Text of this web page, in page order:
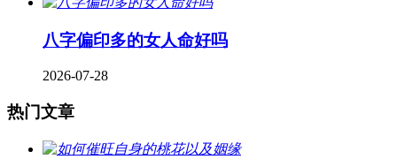
八字偏印多的女人命好吗
2026-07-28
热门文章